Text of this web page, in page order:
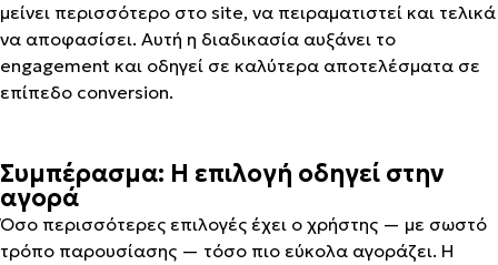
μείνει περισσότερο στο site, να πειραματιστεί και τελικά
να αποφασίσει. Αυτή η διαδικασία αυξάνει το
engagement και οδηγεί σε καλύτερα αποτελέσματα σε
επίπεδο conversion.
Συμπέρασμα: Η επιλογή οδηγεί στην
αγορά
Όσο περισσότερες επιλογές έχει ο χρήστης — με σωστό
τρόπο παρουσίασης — τόσο πιο εύκολα αγοράζει. Η